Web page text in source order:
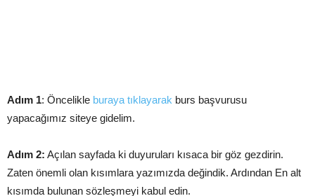
Adım 1: Öncelikle buraya tıklayarak burs başvurusu
yapacağımız siteye gidelim.
Adım 2: Açılan sayfada ki duyuruları kısaca bir göz gezdirin.
Zaten önemli olan kısımlara yazımızda değindik. Ardından En alt
kısımda bulunan sözleşmeyi kabul edin.